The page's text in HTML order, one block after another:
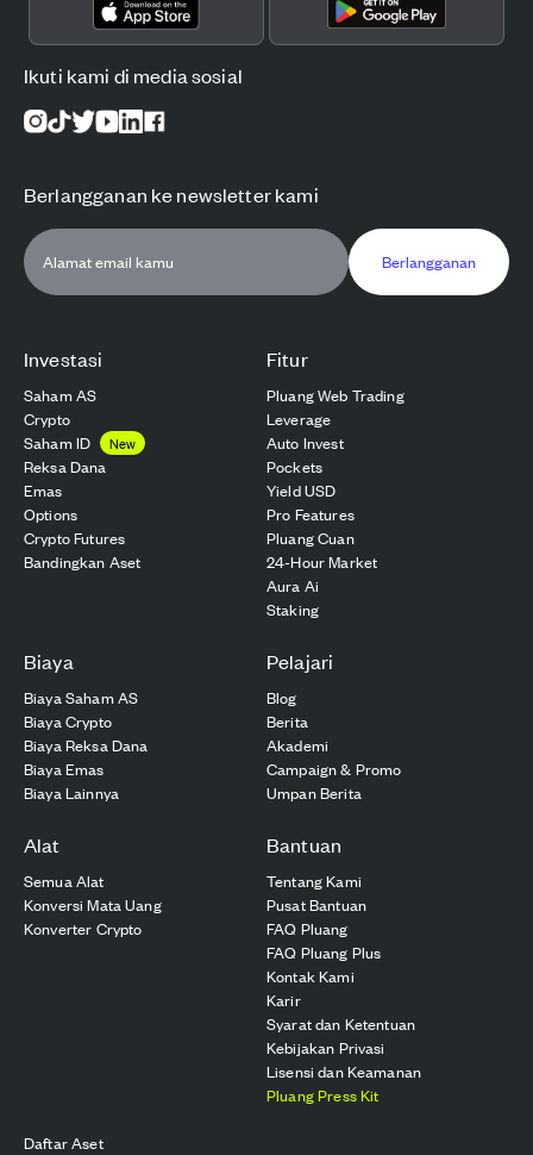
Investasi
Saham AS
Crypto
Saham ID
New
Reksa Dana
Emas
Options
Crypto Futures
Bandingkan Aset
Fitur
Pluang Web Trading
Leverage
Auto Invest
Pockets
Yield USD
Pro Features
Pluang Cuan
24-Hour Market
Aura Ai
Staking
Biaya
Biaya Saham AS
Biaya Crypto
Biaya Reksa Dana
Biaya Emas
Biaya Lainnya
Pelajari
Blog
Berita
Akademi
Campaign & Promo
Umpan Berita
Alat
Semua Alat
Konversi Mata Uang
Konverter Crypto
Bantuan
Tentang Kami
Pusat Bantuan
FAQ Pluang
FAQ Pluang Plus
Kontak Kami
Karir
Syarat dan Ketentuan
Kebijakan Privasi
Lisensi dan Keamanan
Pluang Press Kit
Ikuti kami di media sosial
Berlangganan ke newsletter kami
Berlangganan
Daftar Aset